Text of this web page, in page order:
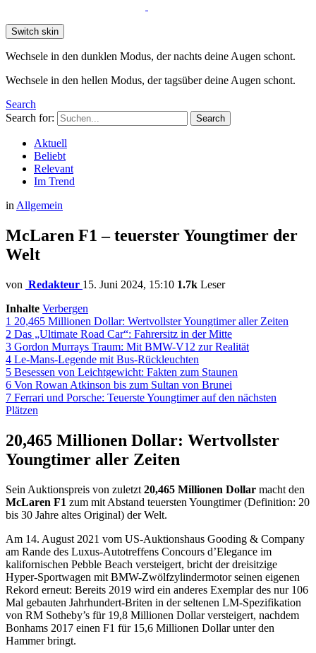
Switch skin
Wechsele in den dunklen Modus, der nachts deine Augen schont.
Wechsele in den hellen Modus, der tagsüber deine Augen schont.
Search
Search for:
Search
Aktuell
Beliebt
Relevant
Im Trend
in Allgemein
McLaren F1 – teuerster Youngtimer der
Welt
von Redakteur 15. Juni 2024, 15:10 1.7k Leser
Inhalte Verbergen
1 20,465 Millionen Dollar: Wertvollster Youngtimer aller Zeiten
2 Das „Ultimate Road Car“: Fahrersitz in der Mitte
3 Gordon Murrays Traum: Mit BMW-V12 zur Realität
4 Le-Mans-Legende mit Bus-Rückleuchten
5 Besessen von Leichtgewicht: Fakten zum Staunen
6 Von Rowan Atkinson bis zum Sultan von Brunei
7 Ferrari und Porsche: Teuerste Youngtimer auf den nächsten
Plätzen
20,465 Millionen Dollar: Wertvollster
Youngtimer aller Zeiten
Sein Auktionspreis von zuletzt 20,465 Millionen Dollar macht den
McLaren F1 zum mit Abstand teuersten Youngtimer (Definition: 20
bis 30 Jahre altes Original) der Welt.
Am 14. August 2021 vom US-Auktionshaus Gooding & Company
am Rande des Luxus-Autotreffens Concours d’Elegance im
kalifornischen Pebble Beach versteigert, bricht der dreisitzige
Hyper-Sportwagen mit BMW-Zwölfzylindermotor seinen eigenen
Rekord erneut: Bereits 2019 wird ein anderes Exemplar des nur 106
Mal gebauten Jahrhundert-Briten in der seltenen LM-Spezifikation
von RM Sotheby’s für 19,8 Millionen Dollar versteigert, nachdem
Bonhams 2017 einen F1 für 15,6 Millionen Dollar unter den
Hammer bringt.